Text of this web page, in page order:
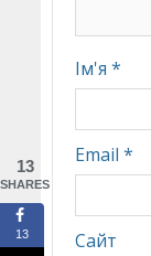
Ім'я *
Email *
Сайт
13
SHARES
13